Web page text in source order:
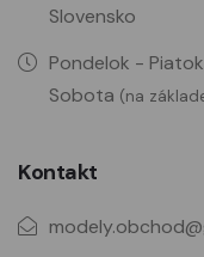
Slovensko
Pondelok - Piatok
Sobota (na
Kontakt